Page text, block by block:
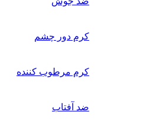
کرم دور چشم
کرم مرطوب کننده
ضد آفتاب